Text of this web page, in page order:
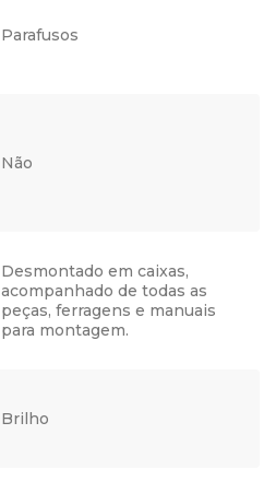
Parafusos
Não
Desmontado em caixas,
acompanhado de todas as
peças, ferragens e manuais
para montagem.
Brilho